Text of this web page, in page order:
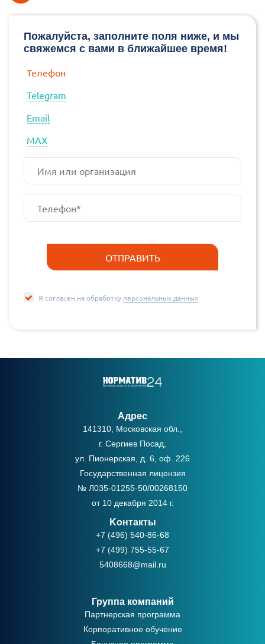
Пожалуйста, заполните поля ниже, и мы
свяжемся с вами в ближайшее время!
Телефон
Telegram
Email
МАХ
Я согласен на обработку персональных данных
Адрес
141310, Московская обл.,
г. Сергиев Посад,
ул. Пионерская, д. 6, оф. 226
Государственная лицензия
№ Л035-01255-50/00268150
от 10 декабря 2014 г.
Kонтакты
+7 (496) 540-86-68
+7 (499) 755-55-67
5408668@mail.ru
Группа компаний
Партнерская программа
Корпоративное обучение